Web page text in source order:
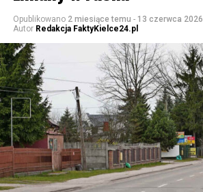
Opublikowano 2 miesiące temu - 13 czerwca 2026
Autor Redakcja FaktyKielce24.pl